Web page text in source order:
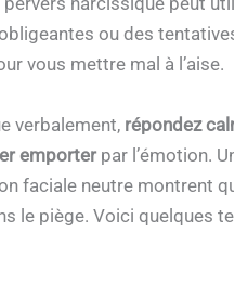
ou des
vous mettre mal à l’aise.
verbalement, répondez
emporterpar l’émotion.
faciale neutre montrent
le piège. Voici quelques